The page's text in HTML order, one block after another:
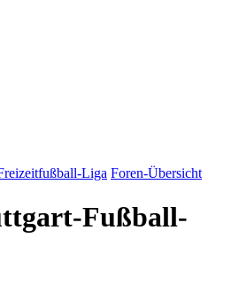
Liga Foren-Übersicht
Fußball-